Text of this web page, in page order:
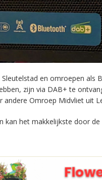
en omroepen als
zijn via DAB+ te
andere Omroep Midvliet uit
kan het makkelijkste door